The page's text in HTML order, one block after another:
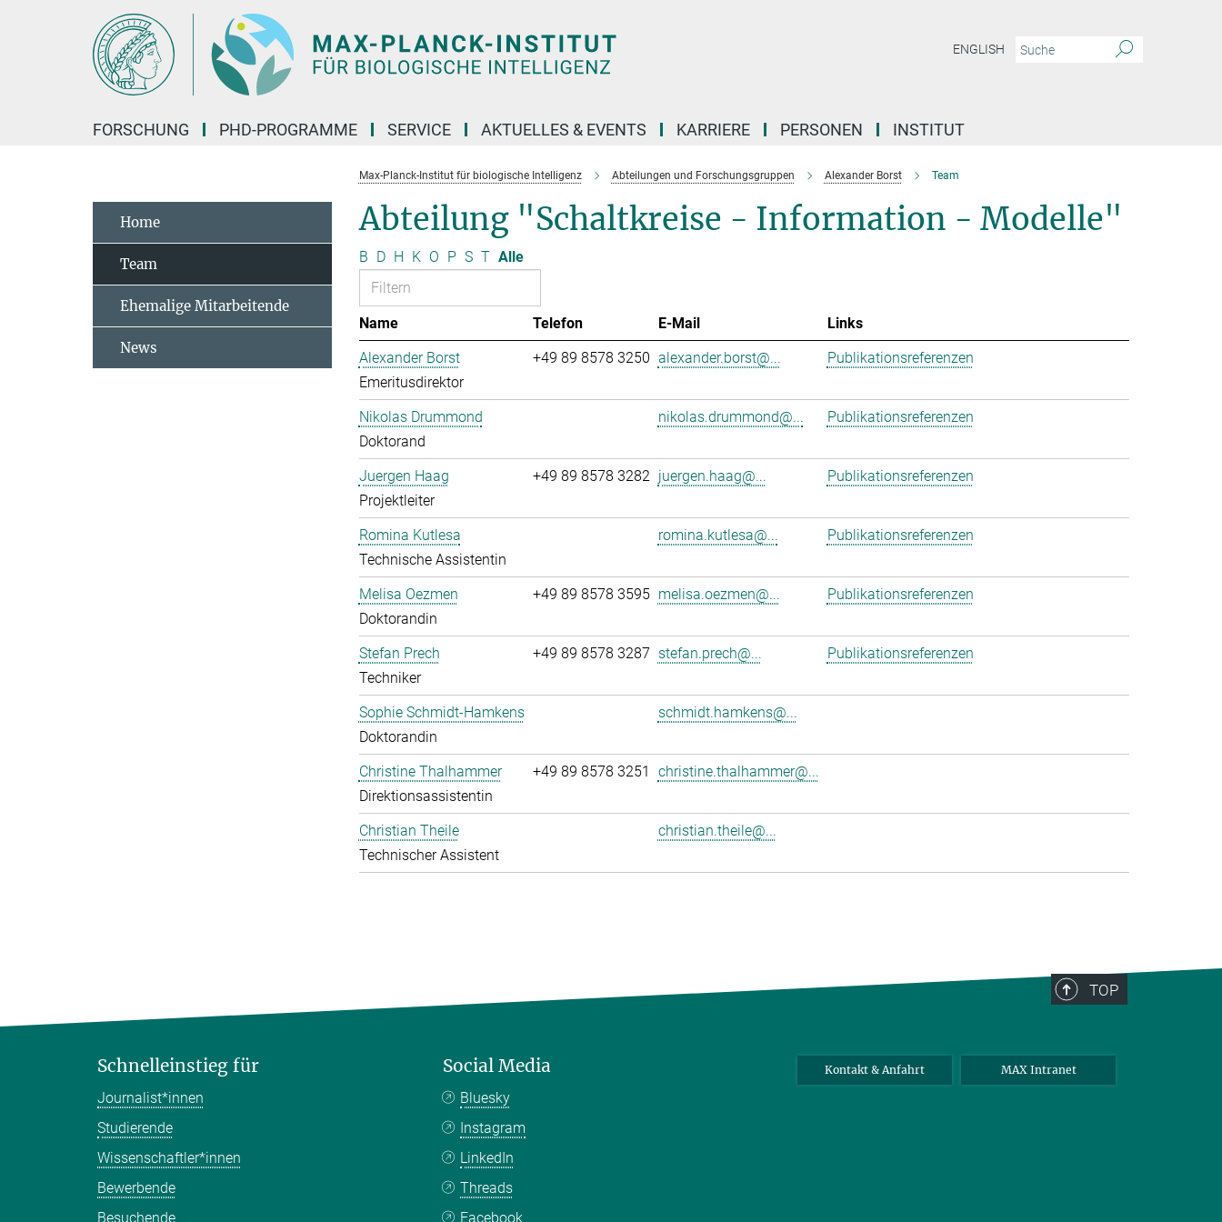
ENGLISH
FORSCHUNG PHD-PROGRAMME SERVICE AKTUELLES & EVENTS KARRIERE PERSONEN INSTITUT
Max-Planck-Institut für biologische Intelligenz Abteilungen und Forschungsgruppen Alexander Borst Team
Abteilung "Schaltkreise - Information - Modelle"
B D H K O P S T Alle
Name Telefon E-Mail
Links
Alexander Borst
Emeritusdirektor
+49 89 8578 3250 alexander.borst@... Publikationsreferenzen
Nikolas Drummond
Doktorand
nikolas.drummond@... Publikationsreferenzen
Juergen Haag
Projektleiter
+49 89 8578 3282 juergen.haag@... Publikationsreferenzen
Romina Kutlesa
Technische Assistentin
romina.kutlesa@... Publikationsreferenzen
Melisa Oezmen
Doktorandin
+49 89 8578 3595 melisa.oezmen@... Publikationsreferenzen
Stefan Prech
Techniker
+49 89 8578 3287 stefan.prech@... Publikationsreferenzen
Sophie Schmidt-Hamkens
Doktorandin
schmidt.hamkens@...
Christine Thalhammer
Direktionsassistentin
+49 89 8578 3251 christine.thalhammer@...
Christian Theile
Technischer Assistent
christian.theile@...
Home
Team
Ehemalige Mitarbeitende
News
TOP
Schnelleinstieg für
Journalist*innen
Studierende
Wissenschaftler*innen
Bewerbende
Besuchende
Social Media
Bluesky
Instagram
LinkedIn
Threads
Facebook
Kontakt & Anfahrt MAX Intranet